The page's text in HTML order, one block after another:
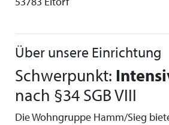
Über unsere Einrichtung
Schwerpunkt:
nach §34 SGB VIII
Die Wohngruppe Hamm/Sieg